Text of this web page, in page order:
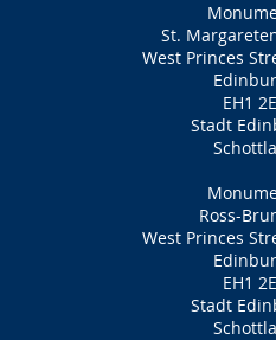
St.
West Princes
EH1
Stadt
Ross-
West Princes
EH1
Stadt